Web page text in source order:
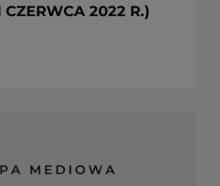
CZERWCA 2022 R.)